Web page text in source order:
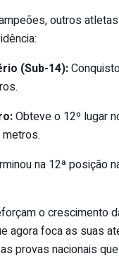
outros
(Sub-14):
Obteve o 12º lugar
na 12ª posição
o crescimento
agora foca as suas
provas nacionais